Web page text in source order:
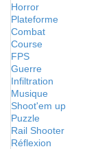
Horror
Plateforme
Combat
Course
FPS
Guerre
Infiltration
Musique
Shoot'em up
Puzzle
Rail Shooter
Réflexion